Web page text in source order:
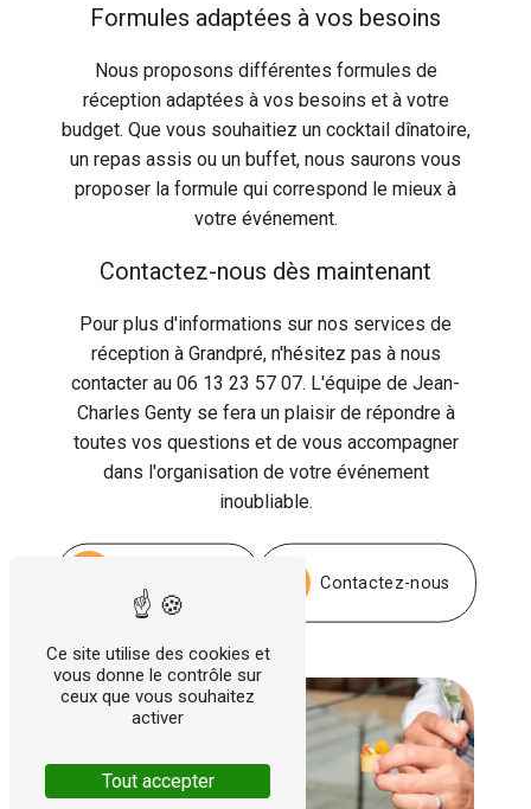
Formules adaptées à vos besoins
Nous proposons différentes formules de
réception adaptées à vos besoins et à votre
budget. Que vous souhaitiez un cocktail dînatoire,
un repas assis ou un buffet, nous saurons vous
proposer la formule qui correspond le mieux à
votre événement.
Contactez-nous dès maintenant
Pour plus d'informations sur nos services de
réception à Grandpré, n'hésitez pas à nous
contacter au 06 13 23 57 07. L'équipe de Jean-
Charles Genty se fera un plaisir de répondre à
toutes vos questions et de vous accompagner
dans l'organisation de votre événement
inoubliable.
Contactez-nous
Ce site utilise des cookies et
vous donne le contrôle sur
ceux que vous souhaitez
activer
Tout accepter